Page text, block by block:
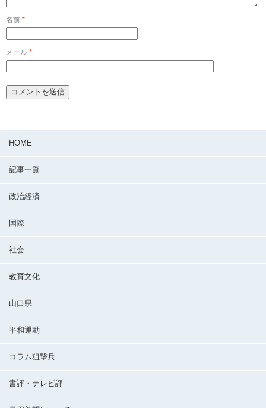
名前 *
メール *
HOME
記事一覧
政治経済
国際
社会
教育文化
山口県
平和運動
コラム狙撃兵
書評・テレビ評